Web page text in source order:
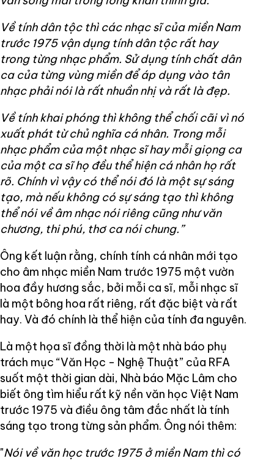
Về tính dân tộc thì các nhạc sĩ của miền Nam
trước 1975 vận dụng tính dân tộc rất hay
trong từng nhạc phẩm. Sử dụng tính chất dân
ca của từng vùng miền để áp dụng vào tân
nhạc phải nói là rất nhuần nhị và rất là đẹp.
Về tính khai phóng thì không thể chối cãi vì nó
xuất phát từ chủ nghĩa cá nhân. Trong mỗi
nhạc phẩm của một nhạc sĩ hay mỗi giọng ca
của một ca sĩ họ đều thể hiện cá nhân họ rất
rõ. Chính vì vậy có thể nói đó là một sự sáng
tạo, mà nếu không có sự sáng tạo thì không
thể nói về âm nhạc nói riêng cũng như văn
chương, thi phú, thơ ca nói chung.”
Ông kết luận rằng, chính tính cá nhân mới tạo
cho âm nhạc miền Nam trước 1975 một vườn
hoa đầy hương sắc, bởi mỗi ca sĩ, mỗi nhạc sĩ
là một bông hoa rất riêng, rất đặc biệt và rất
hay. Và đó chính là thể hiện của tính đa nguyên.
Là một họa sĩ đồng thời là một nhà báo phụ
trách mục “Văn Học - Nghệ Thuật” của RFA
suốt một thời gian dài, Nhà báo Mặc Lâm cho
biết ông tìm hiểu rất kỹ nền văn học Việt Nam
trước 1975 và điều ông tâm đắc nhất là tính
sáng tạo trong từng sản phẩm. Ông nói thêm:
"Nói về văn học trước 1975 ở miền Nam thì có